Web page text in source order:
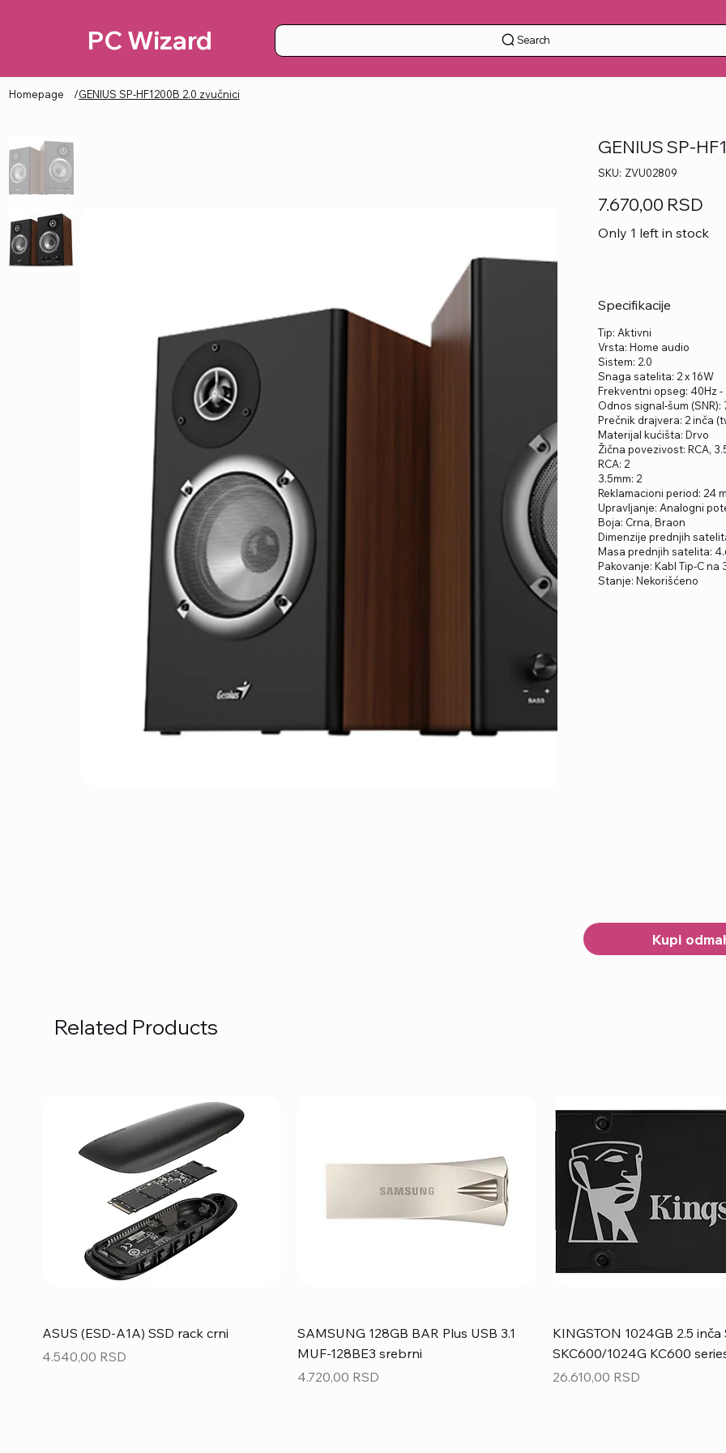
PC Wizard Search
Homepage /GENIUS SP-HF1200B 2.0 zvučnici
GENIUS SP-
SKU: SKU
ZVU02809
ZVU02809
7.670,00 RSD
Only 1 left in stock
Specifikacije
Tip: Aktivni
Vrsta: Home audio
Sistem: 2.0
Snaga satelita: 2 x 16W
Frekventni opseg: 40Hz -
Odnos signal-šum (SNR):
Prečnik drajvera: 2 inča
Materijal kućišta: Drvo
Žična povezivost: RCA,
RCA: 2
3.5mm: 2
Reklamacioni period: 24
Upravljanje: Analogni
Boja: Crna, Braon
Dimenzije prednjih
Masa prednjih satelita:
Pakovanje: Kabl Tip-C na
Stanje: Nekorišćeno
Kupi
Related Products
ASUS (ESD-A1A) SSD rack crni
Price
4.540,00 RSD
SAMSUNG 128GB BAR Plus USB 3.1
MUF-128BE3 srebrni
Price
4.720,00 RSD
KINGSTON 1024GB 2.5 inča
SKC600/1024G KC600
Price
26.610,00 RSD